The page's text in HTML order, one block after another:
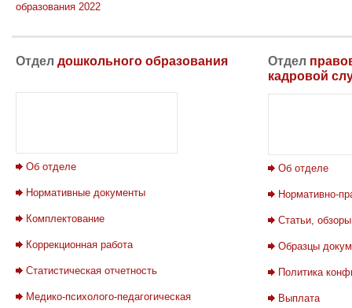
образования 2022
Отдел дошкольного образования
Об отделе
Нормативные документы
Комплектование
Коррекционная работа
Статистическая отчетность
Медико-психолого-педагогическая
Отдел
кадровой
Об отделе
Нормативно-
Статьи,
Образцы
Политика
Выплата